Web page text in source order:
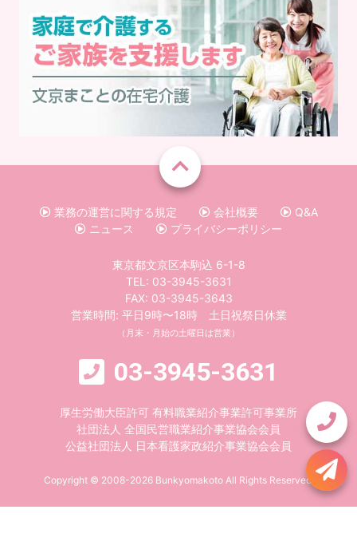
業務の運営に関する規定 会社概要
Q&A
ニュース
プライバシーポリシー
東京都文京区本駒込 6-1-8
TEL: 03-3945-3631
FAX: 03-3945-3643
営業時間: 平日9時〜18時 土日祝祭日休業
（月末・月始の土曜日は営業）
03-3945-3631
厚生労働大臣許可 有料職業紹介事業許可事業所
社団法人 全国民営職業紹介事業協会会員
公益社団法人 日本看護家政紹介事業協会会員
Copyright © 2008-2026 Bunkyomakoto All Rights Reserved.